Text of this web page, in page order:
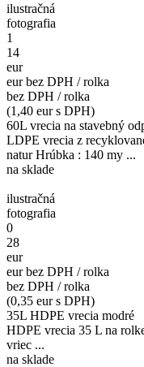
ilustračná
fotografia
1
14
eur
eur bez DPH / rolka
bez DPH / rolka
(1,40 eur s DPH)
60L vrecia na stavebný
LDPE vrecia z
natur Hrúbka : 140 my ...
na sklade
ilustračná
fotografia
0
28
eur
eur bez DPH / rolka
bez DPH / rolka
(0,35 eur s DPH)
35L HDPE vrecia modré
HDPE vrecia 35 L na
vriec ...
na sklade